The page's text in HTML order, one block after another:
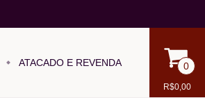
ATACADO E REVENDA 0
R$0,00